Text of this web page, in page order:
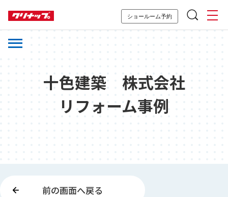
ショールーム予約
十色建築 株式会社
リフォーム事例
前の画面へ戻る